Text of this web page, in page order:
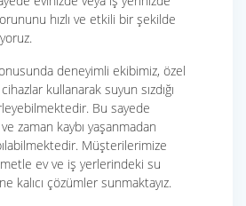
hızlı ve etkili bir şekilde
deneyimli ekibimiz, özel
kullanarak suyun sızdığı
Bu sayede
zaman kaybı yaşanmadan
Müşterilerimize
ev ve iş yerlerindeki su
kalıcı çözümler sunmaktayız.